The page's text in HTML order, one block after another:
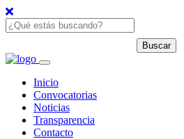
Inicio
Convocatorias
Noticias
Transparencia
Contacto